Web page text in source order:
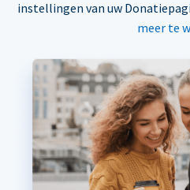
instellingen van uw
meer te